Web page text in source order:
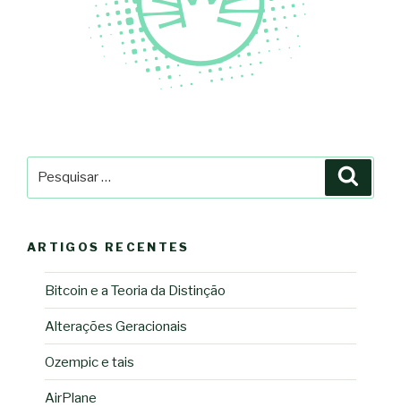
ARTIGOS RECENTES
Bitcoin e a Teoria da Distinção
Alterações Geracionais
Ozempic e tais
AirPlane